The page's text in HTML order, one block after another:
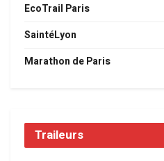
EcoTrail Paris
SaintéLyon
Marathon de Paris
Traileurs